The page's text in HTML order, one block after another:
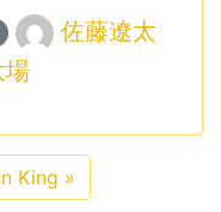
佐藤遼太
場
King »